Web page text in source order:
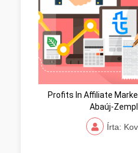
Profits In Affiliate
Abaúj-
Írta: